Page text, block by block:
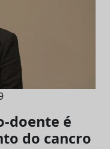
doente é
do cancro